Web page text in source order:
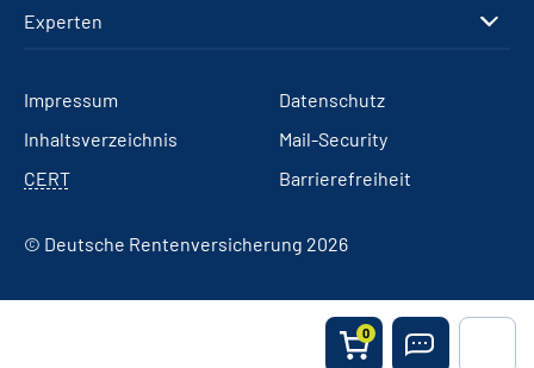
0
Experten
Impressum
Datenschutz
Inhaltsverzeichnis
Mail-Security
CERT
Barrierefreiheit
© Deutsche Rentenversicherung 2026